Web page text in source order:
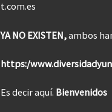
t.com.es
YA NO EXISTEN,ambos
https:/
Es decir aquí. Bienvenidos